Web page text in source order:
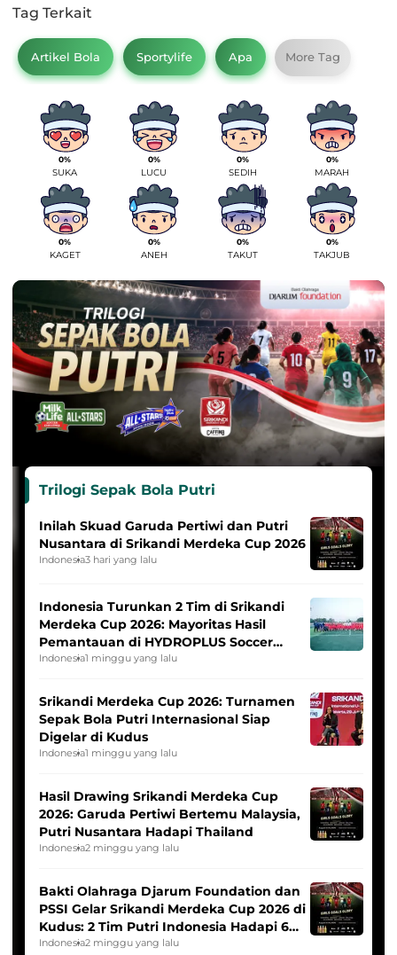
Tag Terkait
Artikel Bola Sportylife Apa More Tag
0%
SUKA
0%
LUCU
0%
SEDIH
0%
MARAH
0%
KAGET
0%
ANEH
0%
TAKUT
0%
TAKJUB
Trilogi Sepak Bola Putri
Inilah Skuad Garuda Pertiwi dan Putri
Nusantara di Srikandi Merdeka Cup 2026
Indonesia3 hari yang lalu
Indonesia Turunkan 2 Tim di Srikandi
Merdeka Cup 2026: Mayoritas Hasil
Pemantauan di HYDROPLUS Soccer
League
Indonesia1 minggu yang lalu
Srikandi Merdeka Cup 2026: Turnamen
Sepak Bola Putri Internasional Siap
Digelar di Kudus
Indonesia1 minggu yang lalu
Hasil Drawing Srikandi Merdeka Cup
2026: Garuda Pertiwi Bertemu Malaysia,
Putri Nusantara Hadapi Thailand
Indonesia2 minggu yang lalu
Bakti Olahraga Djarum Foundation dan
PSSI Gelar Srikandi Merdeka Cup 2026 di
Kudus: 2 Tim Putri Indonesia Hadapi 6
Tim Asia
Indonesia2 minggu yang lalu